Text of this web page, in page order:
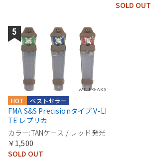
SOLD OUT
ベストセラー
HOT
FMA S&S Precisionタイプ V-LI
TE レプリカ
カラー:TANケース / レッド発光
￥1,500
SOLD OUT